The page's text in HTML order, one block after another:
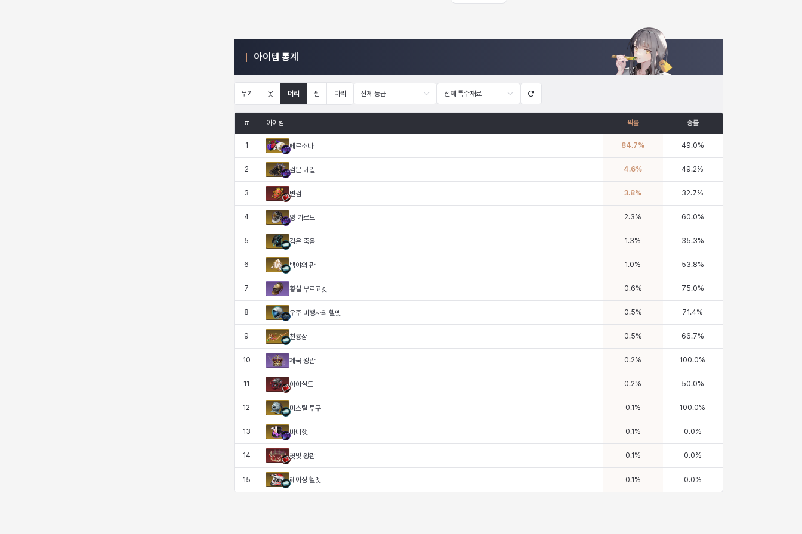
아이템 통계
무기 옷 머리 팔 다리 전체 등급 전체 특수재료
# 아이템 픽률 승률
1 페르소나 84.7% 49.0%
2 검은 베일 4.6% 49.2%
3 변검 3.8% 32.7%
4 앙 가르드 2.3% 60.0%
5 검은 죽음 1.3% 35.3%
6 백야의 관 1.0% 53.8%
7 황실 부르고넷 0.6% 75.0%
8 우주 비행사의 헬멧 0.5% 71.4%
9 천룡잠 0.5% 66.7%
10 제국 왕관 0.2% 100.0%
11 아이실드 0.2% 50.0%
12 미스릴 투구 0.1 % 100.0%
13 바니햇 0.1 % 0.0%
14 핏빛 왕관 0.1 % 0.0%
15 레이싱 헬멧 0.1 % 0.0%